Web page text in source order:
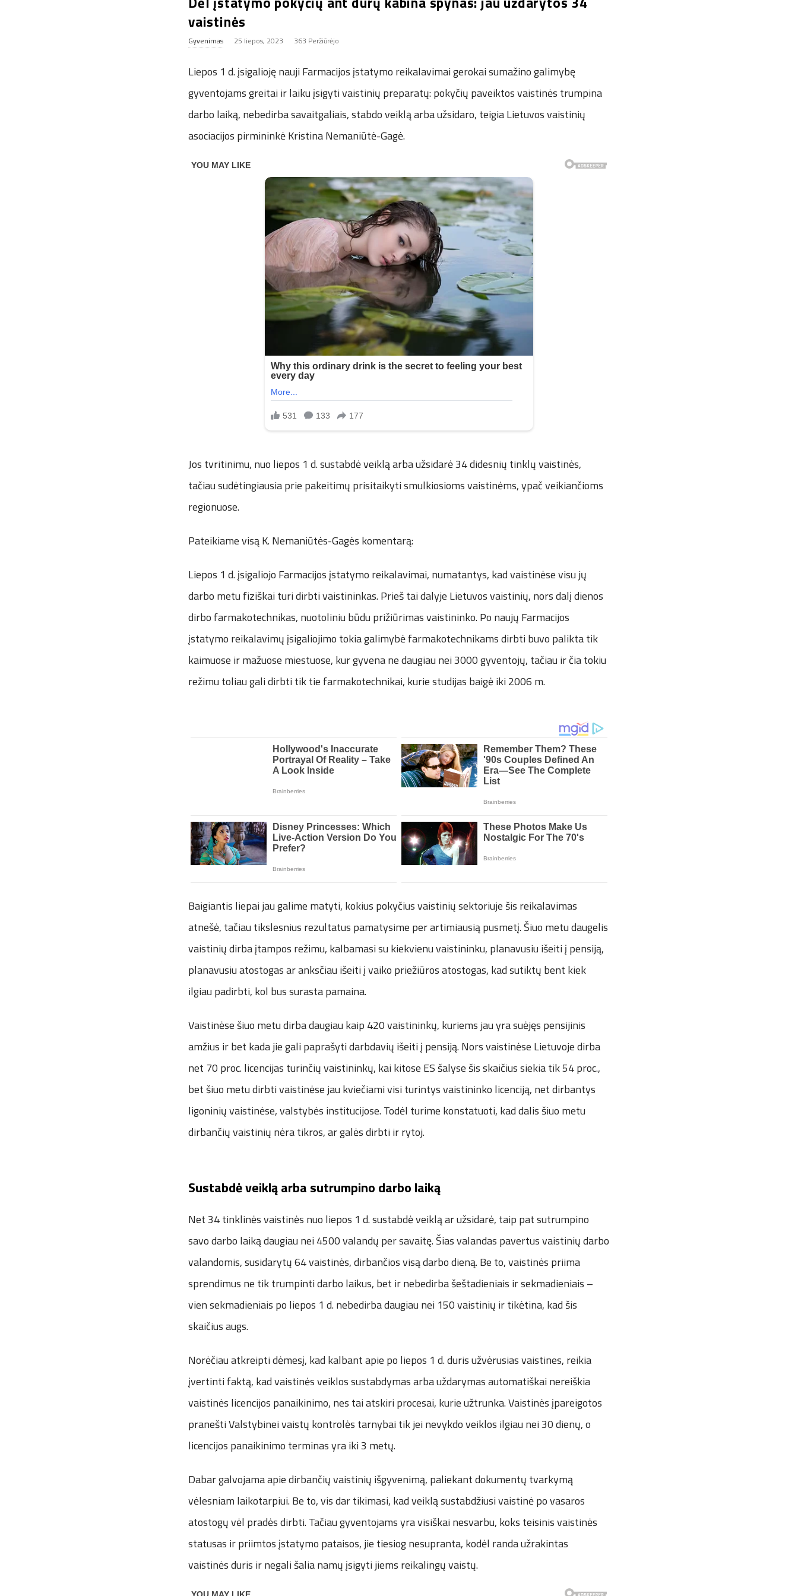
vaistinės
Gyvenimas 25 liepos, 2023 363 Peržiūrėjo
Liepos 1 d. įsigalioję nauji Farmacijos įstatymo reikalavimai gerokai sumažino galimybę
gyventojams greitai ir laiku įsigyti vaistinių preparatų: pokyčių paveiktos vaistinės trumpina
darbo laiką, nebedirba savaitgaliais, stabdo veiklą arba užsidaro, teigia Lietuvos vaistinių
asociacijos pirmininkė Kristina Nemaniūtė-Gagė.
Jos tvritinimu, nuo liepos 1 d. sustabdė veiklą arba užsidarė 34 didesnių tinklų vaistinės,
tačiau sudėtingiausia prie pakeitimų prisitaikyti smulkiosioms vaistinėms, ypač veikiančioms
regionuose.
Pateikiame visą K. Nemaniūtės-Gagės komentarą:
Liepos 1 d. įsigaliojo Farmacijos įstatymo reikalavimai, numatantys, kad vaistinėse visu jų
darbo metu fiziškai turi dirbti vaistininkas. Prieš tai dalyje Lietuvos vaistinių, nors dalį dienos
dirbo farmakotechnikas, nuotoliniu būdu prižiūrimas vaistininko. Po naujų Farmacijos
įstatymo reikalavimų įsigaliojimo tokia galimybė farmakotechnikams dirbti buvo palikta tik
kaimuose ir mažuose miestuose, kur gyvena ne daugiau nei 3000 gyventojų, tačiau ir čia tokiu
režimu toliau gali dirbti tik tie farmakotechnikai, kurie studijas baigė iki 2006 m.
Baigiantis liepai jau galime matyti, kokius pokyčius vaistinių sektoriuje šis reikalavimas
atnešė, tačiau tikslesnius rezultatus pamatysime per artimiausią pusmetį. Šiuo metu daugelis
vaistinių dirba įtampos režimu, kalbamasi su kiekvienu vaistininku, planavusiu išeiti į pensiją,
planavusiu atostogas ar anksčiau išeiti į vaiko priežiūros atostogas, kad sutiktų bent kiek
ilgiau padirbti, kol bus surasta pamaina.
Vaistinėse šiuo metu dirba daugiau kaip 420 vaistininkų, kuriems jau yra suėjęs pensijinis
amžius ir bet kada jie gali paprašyti darbdavių išeiti į pensiją. Nors vaistinėse Lietuvoje dirba
net 70 proc. licencijas turinčių vaistininkų, kai kitose ES šalyse šis skaičius siekia tik 54 proc.,
bet šiuo metu dirbti vaistinėse jau kviečiami visi turintys vaistininko licenciją, net dirbantys
ligoninių vaistinėse, valstybės institucijose. Todėl turime konstatuoti, kad dalis šiuo metu
dirbančių vaistinių nėra tikros, ar galės dirbti ir rytoj.
Sustabdė veiklą arba sutrumpino darbo laiką
Net 34 tinklinės vaistinės nuo liepos 1 d. sustabdė veiklą ar užsidarė, taip pat sutrumpino
savo darbo laiką daugiau nei 4500 valandų per savaitę. Šias valandas pavertus vaistinių darbo
valandomis, susidarytų 64 vaistinės, dirbančios visą darbo dieną. Be to, vaistinės priima
sprendimus ne tik trumpinti darbo laikus, bet ir nebedirba šeštadieniais ir sekmadieniais –
vien sekmadieniais po liepos 1 d. nebedirba daugiau nei 150 vaistinių ir tikėtina, kad šis
skaičius augs.
Norėčiau atkreipti dėmesį, kad kalbant apie po liepos 1 d. duris užvėrusias vaistines, reikia
įvertinti faktą, kad vaistinės veiklos sustabdymas arba uždarymas automatiškai nereiškia
vaistinės licencijos panaikinimo, nes tai atskiri procesai, kurie užtrunka. Vaistinės įpareigotos
pranešti Valstybinei vaistų kontrolės tarnybai tik jei nevykdo veiklos ilgiau nei 30 dienų, o
licencijos panaikinimo terminas yra iki 3 metų.
Dabar galvojama apie dirbančių vaistinių išgyvenimą, paliekant dokumentų tvarkymą
vėlesniam laikotarpiui. Be to, vis dar tikimasi, kad veiklą sustabdžiusi vaistinė po vasaros
atostogų vėl pradės dirbti. Tačiau gyventojams yra visiškai nesvarbu, koks teisinis vaistinės
statusas ir priimtos įstatymo pataisos, jie tiesiog nesupranta, kodėl randa užrakintas
vaistinės duris ir negali šalia namų įsigyti jiems reikalingų vaistų.